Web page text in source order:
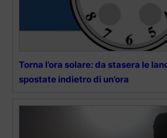
Torna l’ora solare: da stasera le
spostate indietro di un’ora